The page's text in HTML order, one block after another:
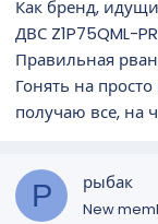
Как бренд,
ДВС Z1P75QML-
Правильная
Гонять на
получаю все, на
Р рыбак
New